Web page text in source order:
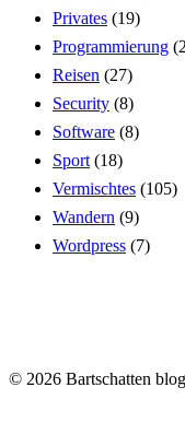
Privates (19)
Programmierung
Reisen (27)
Security (8)
Software (8)
Sport (18)
Vermischtes (105)
Wandern (9)
Wordpress (7)
© 2026 Bartschatten